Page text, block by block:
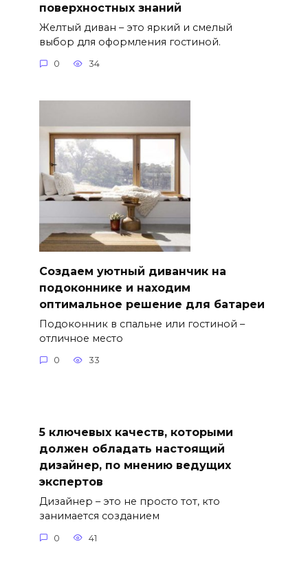
поверхностных знаний
Желтый диван – это яркий и смелый
выбор для оформления гостиной.
0 34
Создаем уютный диванчик на
подоконнике и находим
оптимальное решение для батареи
Подоконник в спальне или гостиной –
отличное место
0 33
5 ключевых качеств, которыми
должен обладать настоящий
дизайнер, по мнению ведущих
экспертов
Дизайнер – это не просто тот, кто
занимается созданием
0 41